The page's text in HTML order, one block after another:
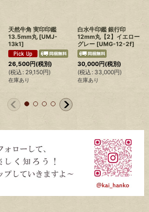
天然牛角 実印印鑑
13.5mm丸 [UMJ-
13k1]
26,500円(税別)
(税込 : 29,150円)
在庫あり
白水牛印鑑 銀行印
12mm丸【2】イエロー
グレー [UMG-12-2f]
30,000円(税別)
(税込 : 33,000円)
在庫あり